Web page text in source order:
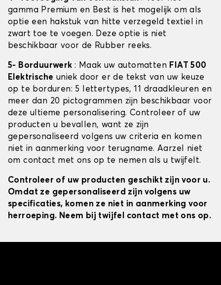
gamma Premium en Best is het mogelijk om als
optie een hakstuk van hitte verzegeld textiel in
zwart toe te voegen. Deze optie is niet
beschikbaar voor de Rubber reeks.
5- Borduurwerk : Maak uw automatten FIAT 500
Elektrische uniek door er de tekst van uw keuze
op te borduren: 5 lettertypes, 11 draadkleuren en
meer dan 20 pictogrammen zijn beschikbaar voor
deze ultieme personalisering. Controleer of uw
producten u bevallen, want ze zijn
gepersonaliseerd volgens uw criteria en komen
niet in aanmerking voor terugname. Aarzel niet
om contact met ons op te nemen als u twijfelt.
Controleer of uw producten geschikt zijn voor u.
Omdat ze gepersonaliseerd zijn volgens uw
specificaties, komen ze niet in aanmerking voor
herroeping. Neem bij twijfel contact met ons op.